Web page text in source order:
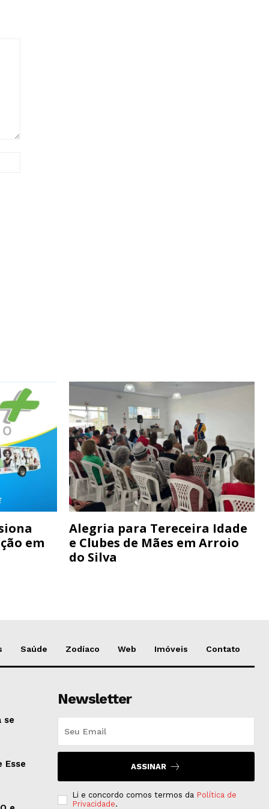
em
Alegria para Tereceira Idade
e Clubes de Mães em Arroio
do Silva
Saúde Zodíaco Web Imóveis Contato
se
Esse
Newsletter
ASSINAR
Li e concordo comos termos da Política de
Privacidade.